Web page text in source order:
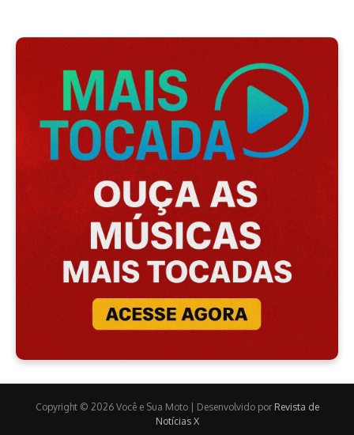
Copyright © 2026 Você e Sua Moto | Desenvolvido por Revista de
Notícias X